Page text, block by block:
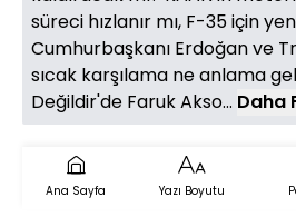
süreci hızlanır mı, F-35 için
Cumhurbaşkanı Erdoğan ve
sıcak karşılama ne anlama
Değildir'de Faruk Akso... Daha
Ana Sayfa Yazı Boyutu